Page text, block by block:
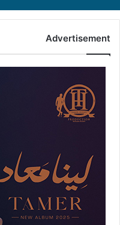
Advertisement